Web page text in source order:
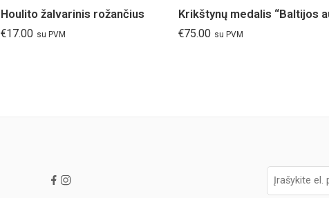
Houlito žalvarinis rožančius
€17.00 su PVM
€75.00 su PVM